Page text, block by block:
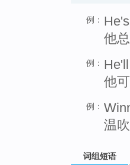
例：
他
例：
他
例：
温
词组短语